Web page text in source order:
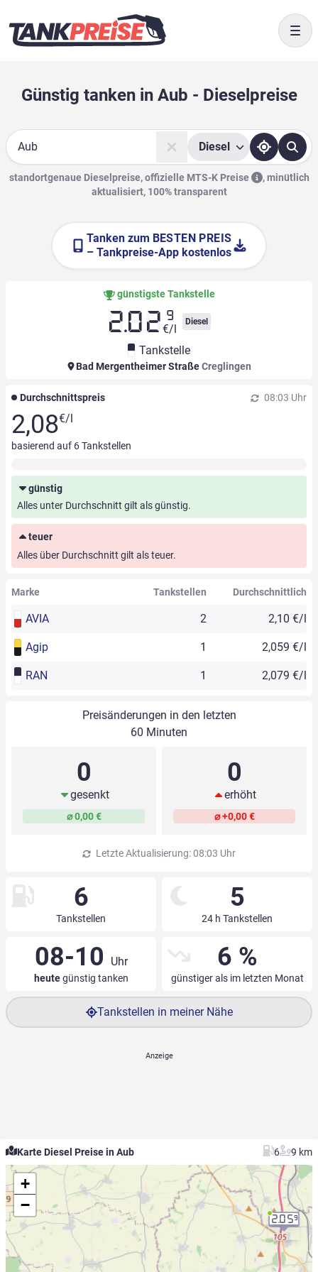
Günstig tanken in Aub - Dieselpreise
Suche
Diesel
standortgenaue Dieselpreise, offizielle MTS-K Preise ,minütlich
aktualisiert, 100% transparent
Tanken zum BESTEN PREIS
– Tankpreise-App kostenlos
günstigste Tankstelle
2.02 9
€/l
Diesel
Tankstelle
Bad Mergentheimer StraßeCreglingen
Durchschnittspreis 08:03 Uhr
2,08€/l
basierend auf 6Tankstellen
günstig
Alles unter Durchschnitt gilt als günstig.
teuer
Alles über Durchschnitt gilt als teuer.
Marke Tankstellen Durchschnittlich
AVIA 2 2,10 €/l
Agip 1 2,059 €/l
RAN 1 2,079 €/l
Preisänderungen in den letzten
60 Minuten
0
gesenkt
⌀ 0,00 €
0
erhöht
⌀ +0,00 €
Letzte Aktualisierung: 08:03 Uhr
6
Tankstellen
5
24 h Tankstellen
08-10 Uhr
heutegünstig tanken
6 %
günstiger als im letzten Monat
Tankstellen in meiner Nähe
Karte Diesel Preise in Aub 6 9 km
2.059
+
−